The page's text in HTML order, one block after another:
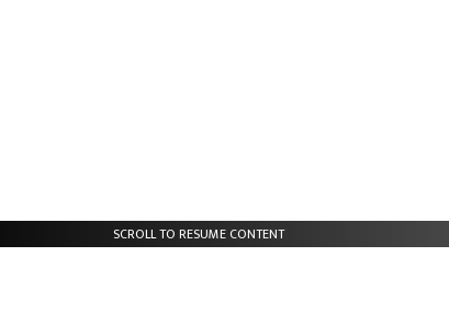
SCROLL TO RESUME CONTENT